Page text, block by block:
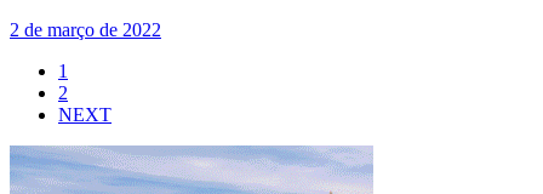
2 de março de 2022
1
2
NEXT